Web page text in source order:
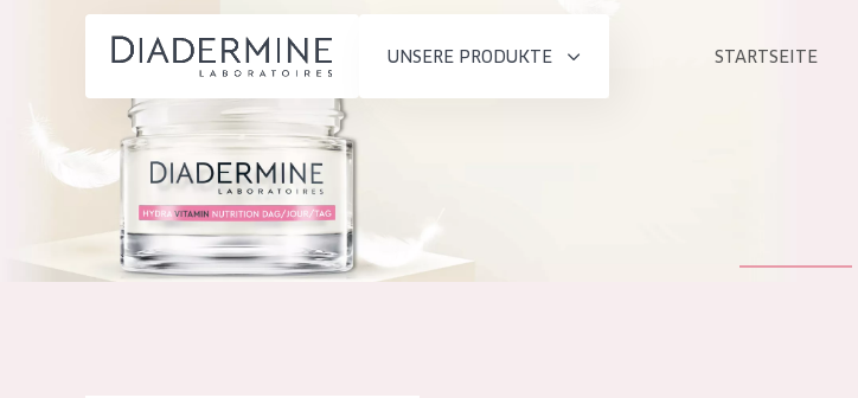
UNSERE PRODUKTE
PRODUKTTYP
Feuchtigkeit und
Ausstrahlung
Nachtcreme
STARTSEITE
Startseite
inhaltsstoffe